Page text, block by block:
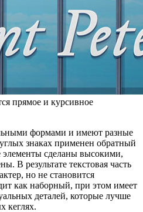
прямое и курсивное
формами и имеют разные
знаках применен обратный
элементы сделаны высокими,
В результате текстовая часть
но не становится
как наборный, при этом имеет
деталей, которые лучше
кеглях.